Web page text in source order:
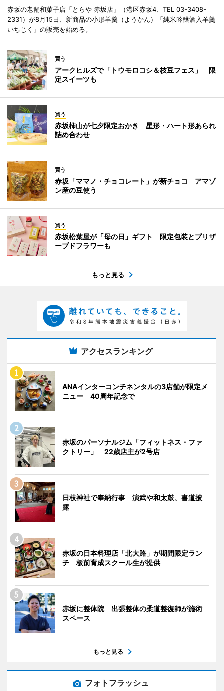
赤坂の老舗和菓子店「とらや 赤坂店」（港区赤坂4、TEL 03-3408-
2331）が8月15日、新商品の小形羊羹（ようかん）「純米吟醸酒入羊羹
いちじく」の販売を始める。
買う
アークヒルズで「トウモロコシ＆枝豆フェス」 限
定スイーツも
買う
赤坂柿山が七夕限定おかき 星形・ハート形あられ
詰め合わせ
買う
赤坂「ママノ・チョコレート」が新チョコ アマゾ
ン産の豆使う
買う
赤坂松葉屋が「母の日」ギフト 限定包装とプリザ
ーブドフラワーも
もっと見る
アクセスランキング
ANAインターコンチネンタルの3店舗が限定メ
ニュー 40周年記念で
赤坂のパーソナルジム「フィットネス・ファ
クトリー」 22歳店主が2号店
日枝神社で奉納行事 演武や和太鼓、書道披
露
赤坂の日本料理店「北大路」が期間限定ラン
チ 板前育成スクール生が提供
赤坂に整体院 出張整体の柔道整復師が施術
スペース
もっと見る
フォトフラッシュ